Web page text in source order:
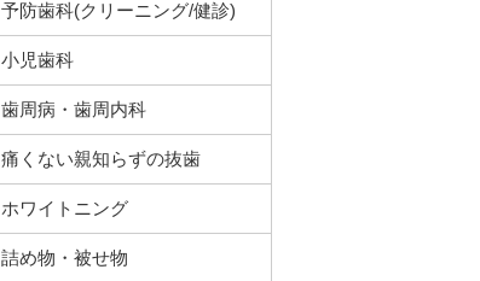
予防歯科(クリーニング/健診)
小児歯科
歯周病・歯周内科
痛くない親知らずの抜歯
ホワイトニング
詰め物・被せ物